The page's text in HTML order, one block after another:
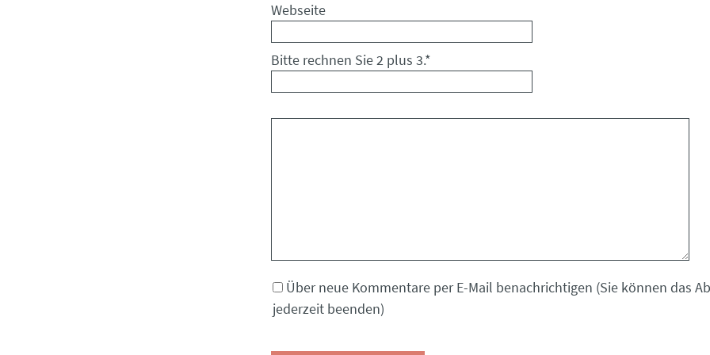
Webseite
Bitte rechnen Sie 2 plus 3.*
Über neue Kommentare per E-Mail benachrichtigen (Sie können das
jederzeit beenden)